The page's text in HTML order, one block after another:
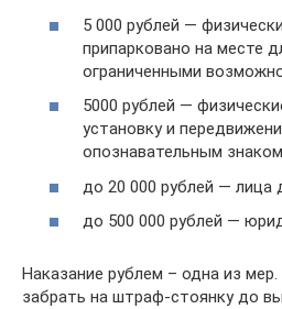
5 000 рублей —
припарковано на месте
ограниченными
5000 рублей —
установку и
опознавательным
до 20 000 рублей — лица
до 500 000 рублей —
Наказание рублем – одна из
забрать на штраф-стоянку до